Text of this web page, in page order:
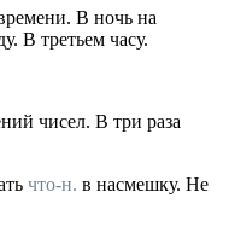
В ночь на
В третьем часу.
чисел. В три раза
что-н. в насмешку. Не